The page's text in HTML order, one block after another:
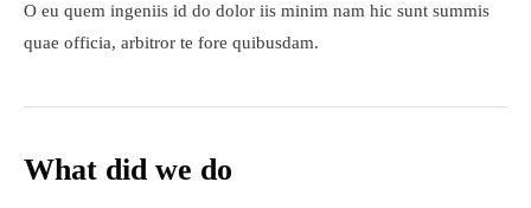
O eu quem ingeniis id do dolor iis minim nam hic sunt summis
quae officia, arbitror te fore quibusdam.
What did we do